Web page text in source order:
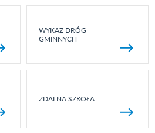
WYKAZ DRÓG
GMINNYCH
ZDALNA SZKOŁA